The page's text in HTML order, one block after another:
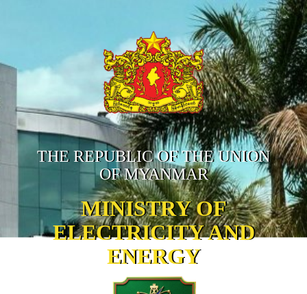
THE REPUBLIC OF THE UNION
OF MYANMAR
MINISTRY OF
ELECTRICITY AND
ENERGY